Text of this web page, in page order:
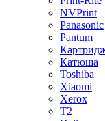
NVPrint
Panasonic
Pantum
Катюша
Toshiba
Xiaomi
Xerox
T2